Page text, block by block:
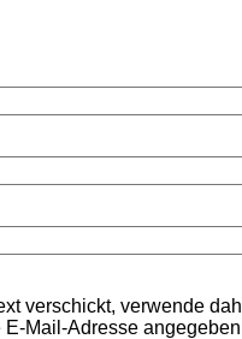
verschickt, verwende
Mail-Adresse